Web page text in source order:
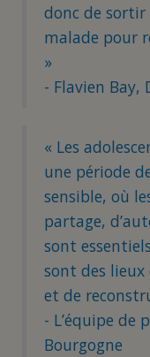
donc de
malade pour
»
- Flavien Bay,
« Les
une période
sensible, où
partage,
sont
sont des lieux
et de
- L’équipe de
Bourgogne